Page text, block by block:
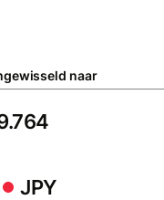
naar
JPY